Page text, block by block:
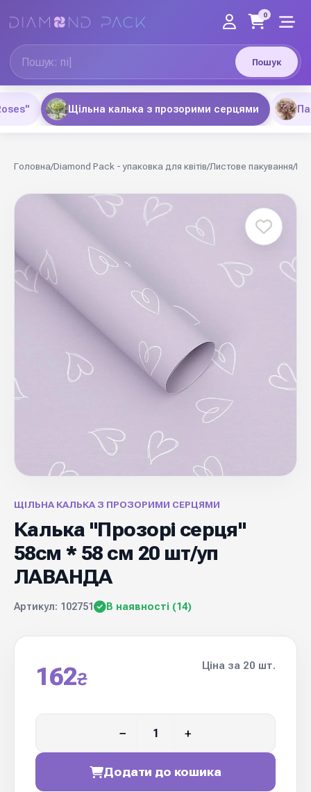
Пошук
0
Щільна калька з прозорими серцями
Головна/Diamond Pack - упаковка для квітів/Листове пакування/
ЩІЛЬНА КАЛЬКА З ПРОЗОРИМИ СЕРЦЯМИ
Калька "Прозорі серця"
58см * 58 см 20 шт/уп
ЛАВАНДА
Артикул: 102751 В наявності (14)
162₴
Ціна за 20 шт.
− +
Додати до кошика